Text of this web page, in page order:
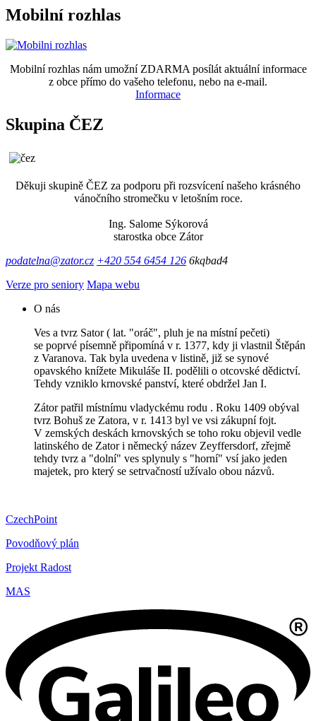
Mobilní rozhlas
Mobilní rozhlas nám umožní ZDARMA posílát aktuální informace
z obce přímo do vašeho telefonu, nebo na e-mail.
Informace
Skupina ČEZ
Děkuji skupině ČEZ za podporu při rozsvícení našeho krásného
vánočního stromečku v letošním roce.
Ing. Salome Sýkorová
starostka obce Zátor
podatelna@zator.cz +420 554 6454 126 6kqbad4
Verze pro seniory Mapa webu
O nás
Ves a tvrz Sator ( lat. "oráč", pluh je na místní pečeti)
se poprvé písemně připomíná v r. 1377, kdy ji vlastnil Štěpán
z Varanova. Tak byla uvedena v listině, již se synové
opavského knížete Mikuláše II. podělili o otcovské dědictví.
Tehdy vzniklo krnovské panství, které obdržel Jan I.
Zátor patřil místnímu vladyckému rodu . Roku 1409 obýval
tvrz Bohuš ze Zatora, v r. 1413 byl ve vsi zákupní fojt.
V zemských deskách krnovských se toho roku objevil vedle
latinského de Zator i německý název Zeyffersdorf, zřejmě
tehdy tvrz a "dolní" ves splynuly s "horní" vsí jako jeden
majetek, pro který se setrvačností užívalo obou názvů.
CzechPoint
Povodňový plán
Projekt Radost
MAS